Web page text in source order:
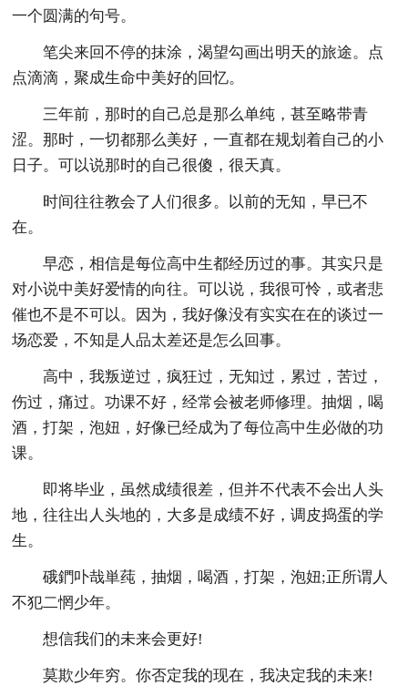
一个圆满的句号。
笔尖来回不停的抹涂，渴望勾画出明天的旅途。点
点滴滴，聚成生命中美好的回忆。
三年前，那时的自己总是那么单纯，甚至略带青
涩。那时，一切都那么美好，一直都在规划着自己的小
日子。可以说那时的自己很傻，很天真。
时间往往教会了人们很多。以前的无知，早已不
在。
早恋，相信是每位高中生都经历过的事。其实只是
对小说中美好爱情的向往。可以说，我很可怜，或者悲
催也不是不可以。因为，我好像没有实实在在的谈过一
场恋爱，不知是人品太差还是怎么回事。
高中，我叛逆过，疯狂过，无知过，累过，苦过，
伤过，痛过。功课不好，经常会被老师修理。抽烟，喝
酒，打架，泡妞，好像已经成为了每位高中生必做的功
课。
即将毕业，虽然成绩很差，但并不代表不会出人头
地，往往出人头地的，大多是成绩不好，调皮捣蛋的学
生。
硪鍆卟哉単莼，抽烟，喝酒，打架，泡妞;正所谓人
不犯二惘少年。
想信我们的未来会更好!
莫欺少年穷。你否定我的现在，我决定我的未来!